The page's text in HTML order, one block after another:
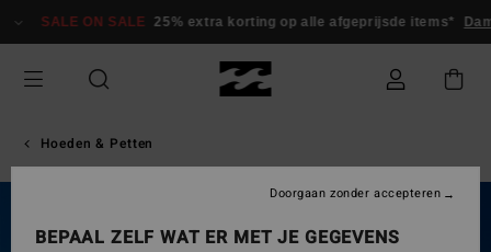
naar
SALE ON SALE 25% extra korting op alle afgeprijsde items*
Hoeden & Petten
BEPAAL ZELF WAT ER MET JE GEGEVENS
Doorgaan zonder accepteren